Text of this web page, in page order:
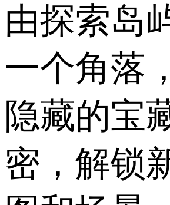
由探索岛
一个角落
隐藏的宝
密，解锁